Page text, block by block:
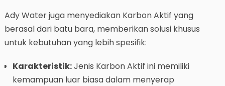
Ady Water juga menyediakan Karbon Aktif yang
berasal dari batu bara, memberikan solusi khusus
untuk kebutuhan yang lebih spesifik:
Karakteristik:Jenis Karbon Aktif ini memiliki
kemampuan luar biasa dalam menyerap